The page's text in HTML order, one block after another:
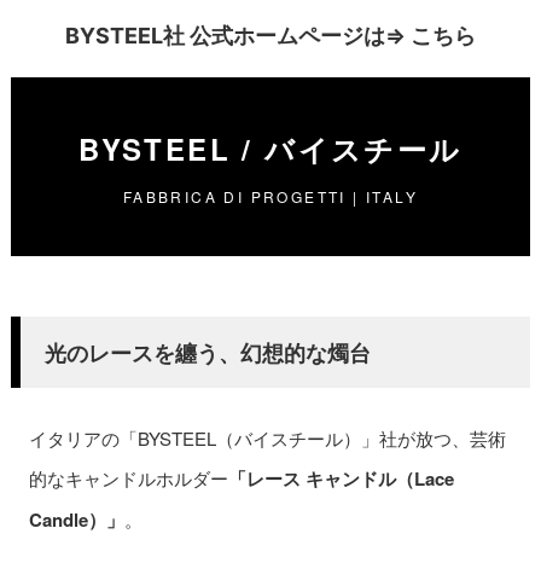
BYSTEEL社 公式ホームページは⇒ こちら
BYSTEEL / バイスチール
FABBRICA DI PROGETTI | ITALY
光のレースを纏う、幻想的な燭台
イタリアの「BYSTEEL（バイスチール）」社が放つ、芸術
的なキャンドルホルダー 「レース キャンドル（Lace
Candle）」 。